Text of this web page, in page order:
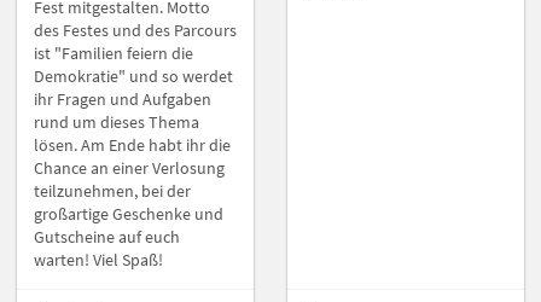
Fest mitgestalten. Motto
des Festes und des Parcours
ist "Familien feiern die
Demokratie" und so werdet
ihr Fragen und Aufgaben
rund um dieses Thema
lösen. Am Ende habt ihr die
Chance an einer Verlosung
teilzunehmen, bei der
großartige Geschenke und
Gutscheine auf euch
warten! Viel Spaß!